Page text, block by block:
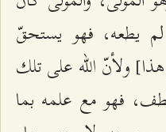
يطعه، فهو يستحقّ
ولأنّ الله على تلك
فهو مع علمه بما